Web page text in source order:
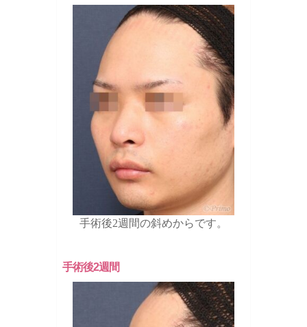
手術後2週間の斜めからです。
手術後2週間